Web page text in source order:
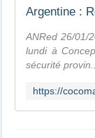
ANRed 26/01/
lundi à
sécurité provin...